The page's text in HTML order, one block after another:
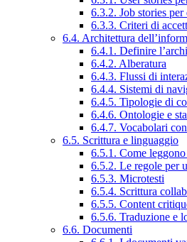
6.3.2. Job stories
6.3.3. Criteri di
6.4. Architettura
6.4.1. Definire
6.4.2. Alberatura
6.4.3. Flussi di
6.4.4. Sistemi di
6.4.5. Tipologie di
6.4.6. Ontologie e
6.4.7. Vocabolari
6.5. Scrittura e linguaggio
6.5.1. Come
6.5.2. Le regole per
6.5.3. Microtesti
6.5.4. Scrittura
6.5.5. Content
6.5.6. Traduzione e
6.6. Documenti